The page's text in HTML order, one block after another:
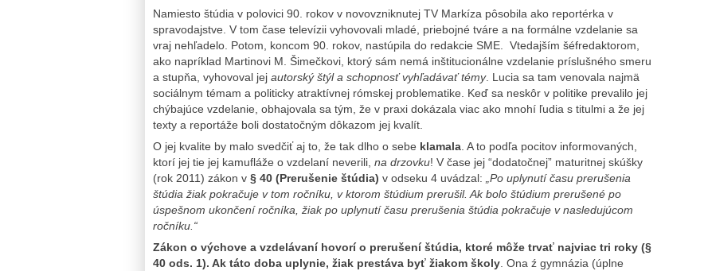
Namiesto štúdia v polovici 90. rokov v novovzniknutej TV Markíza pôsobila ako reportérka v
spravodajstve. V tom čase televízii vyhovovali mladé, priebojné tváre a na formálne vzdelanie sa
vraj nehľadelo. Potom, koncom 90. rokov, nastúpila do redakcie SME. Vtedajším šéfredaktorom,
ako napríklad Martinovi M. Šimečkovi, ktorý sám nemá inštitucionálne vzdelanie príslušného smeru
a stupňa, vyhovoval jej autorský štýl a schopnosť vyhľadávať témy. Lucia sa tam venovala najmä
sociálnym témam a politicky atraktívnej rómskej problematike. Keď sa neskôr v politike prevalilo jej
chýbajúce vzdelanie, obhajovala sa tým, že v praxi dokázala viac ako mnohí ľudia s titulmi a že jej
texty a reportáže boli dostatočným dôkazom jej kvalít.
O jej kvalite by malo svedčiť aj to, že tak dlho o sebe klamala . A to podľa pocitov informovaných,
ktorí jej tie jej kamufláže o vzdelaní neverili, na drzovku! V čase jej “dodatočnej” maturitnej skúšky
(rok 2011) zákon v § 40 (Prerušenie štúdia) v odseku 4 uvádzal:
„Po uplynutí času prerušenia
štúdia žiak pokračuje v tom ročníku, v ktorom štúdium prerušil. Ak bolo štúdium prerušené po
úspešnom ukončení ročníka, žiak po uplynutí času prerušenia štúdia pokračuje v nasledujúcom
ročníku.“
Zákon o výchove a vzdelávaní hovorí o prerušení štúdia, ktoré môže trvať najviac tri roky (§
40 ods. 1). Ak táto doba uplynie, žiak prestáva byť žiakom školy . Ona ź gymnázia (úplne